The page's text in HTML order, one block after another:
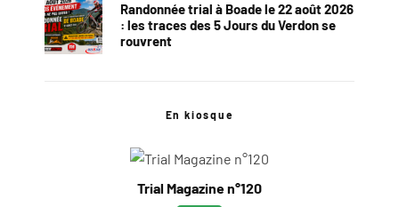
Randonnée trial à Boade le 22 août 2026
: les traces des 5 Jours du Verdon se
rouvrent
En kiosque
Trial Magazine n°120